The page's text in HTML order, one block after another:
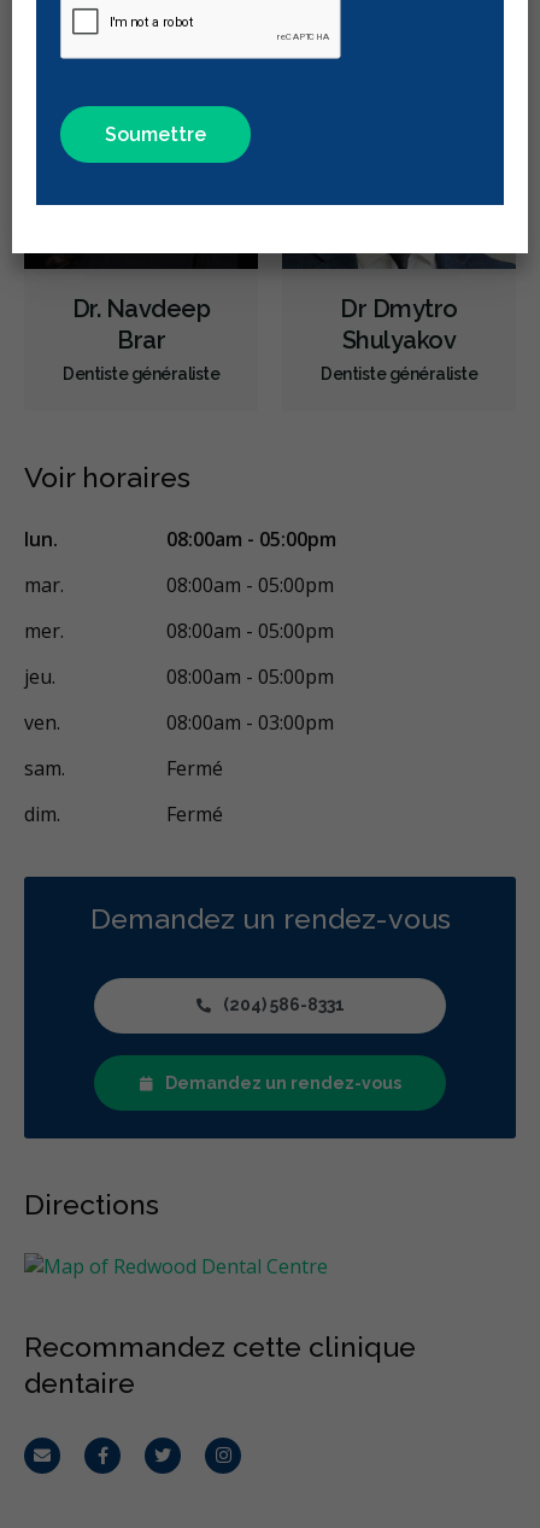
Dépistage du cancer de la bouche
Urgence durant les heures de clinique
Prévention des maladies des gencives
Examens buccaux
Nettoyages dentaires
Ponts
Couronnes
Appareils dentaires
Parodontie
Hygiène préventive et nettoyages
RCSD (Régime canadien de soins dentaires)
Dr. Navdeep
Brar
Dentiste généraliste
Dr Dmytro
Shulyakov
Dentiste généraliste
Voir horaires
lun.
08:00am - 05:00pm
mar.
08:00am - 05:00pm
mer.
08:00am - 05:00pm
jeu.
08:00am - 05:00pm
ven.
08:00am - 03:00pm
sam.
Fermé
dim.
Fermé
Demandez un rendez-vous
(204) 586-8331
Demandez un rendez-vous
Directions
Recommandez cette clinique
dentaire
CourrielFacebookTwitterInstagram